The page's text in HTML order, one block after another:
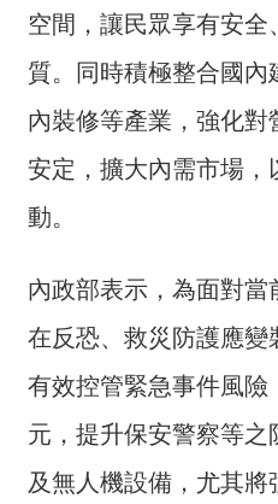
頁
網
站
覽
民
信
雙
詞
空間，讓民眾享有安
質。同時積極整合國
內裝修等產業，強化
安定，擴大內需市場
動。
內政部表示，為面對當
在反恐、救災防護應變
有效控管緊急事件風險
元，提升保安警察等
及無人機設備，尤其將